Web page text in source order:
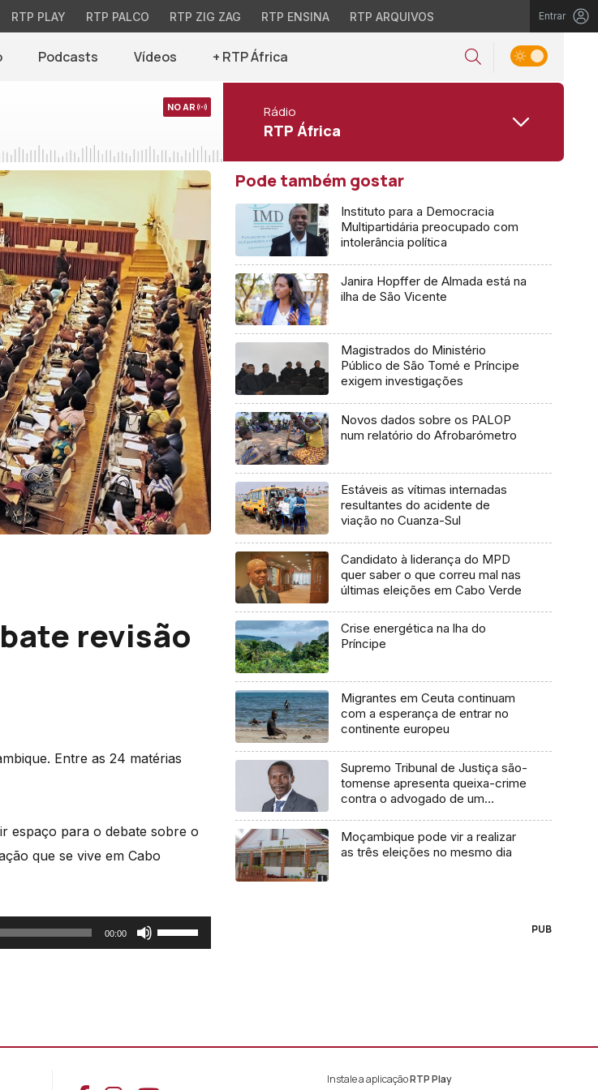
RTP PLAY RTP PALCO RTP ZIG ZAG RTP ENSINA RTP ARQUIVOS Entrar
Podcasts Vídeos + RTP África
NO AR Rádio
RTP África
revisão
Entre as 24 matérias
espaço para o debate sobre o
que se vive em Cabo
00:00
Use
as
aumentar
Pode também gostar
Instituto para a Democracia
Multipartidária preocupado com
intolerância política
Janira Hopffer de Almada está na
ilha de São Vicente
Magistrados do Ministério
Público de São Tomé e Príncipe
exigem investigações
Novos dados sobre os PALOP
num relatório do Afrobarómetro
Estáveis as vítimas internadas
resultantes do acidente de
viação no Cuanza-Sul
Candidato à liderança do MPD
quer saber o que correu mal nas
últimas eleições em Cabo Verde
Crise energética na lha do
Príncipe
Migrantes em Ceuta continuam
com a esperança de entrar no
continente europeu
Supremo Tribunal de Justiça são-
tomense apresenta queixa-crime
contra o advogado de um
Moçambique pode vir a realizar
as três eleições no mesmo dia
PUB
Instale a aplicaçãoRTP Play